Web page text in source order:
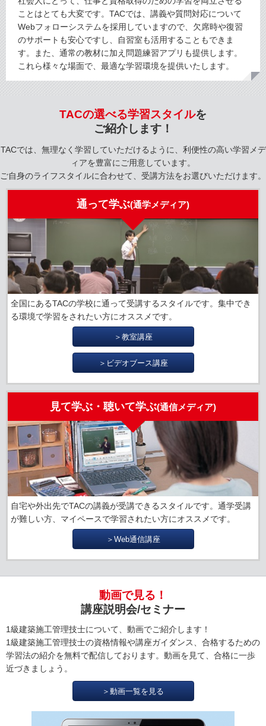
ことはとても大変です。TACでは、講義や質問対応について
Webフォローシステムを採用していますので、欠席時や復習
のサポートも安心ですし、自習室も活用することもできま
す。また、通常の教材に加え問題練習アプリも提供します。
これら様々な場面で、最適な学習環境を提供いたします。
TACの選べる学習スタイルを
ご紹介します！
TACでは、無理なく学習していただけるように、利便性の高い学習メデ
ィアを豊富にご用意しています。
ご自身のライフスタイルに合わせて、受講方法をお選びいただけます。
通って学ぶ(通学メディア)
全国にあるTACの学校に通って受講するスタイルです。集中でき
る環境で学習をされたい方にオススメです。
＞教室講座
＞ビデオブース講座
見て学ぶ・聴いて学ぶ(通信メディア)
自宅や外出先でTACの講義が受講できるスタイルです。通学受講
が難しい方、マイペースで学習されたい方にオススメです。
＞Web通信講座
動画で見る！
講座説明会/セミナー
1級建築施工管理技士について、動画でご紹介します！
1級建築施工管理技士の資格情報や講座ガイダンス、合格するための
学習法の紹介を無料で配信しております。動画を見て、合格に一歩
近づきましょう。
＞動画一覧を見る